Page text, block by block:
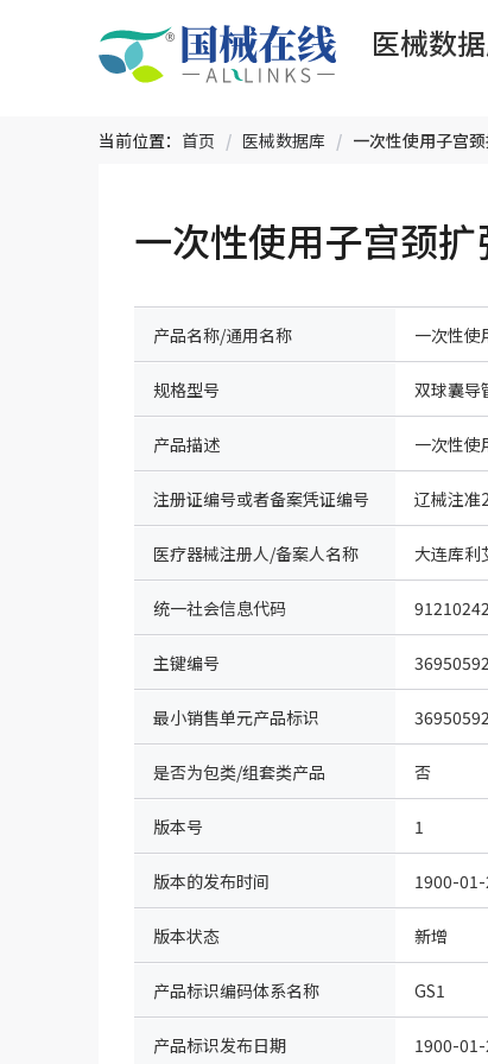
医械数
当前位置： 首页 / 医械数据库 /
一次性使用子宫颈
产品名称/通用名称 一次性使
规格型号 双球囊导
产品描述 一次性使
注册证编号或者备案凭证编号 辽械注准
医疗器械注册人/备案人名称 大连库利
统一社会信息代码
主键编号
最小销售单元产品标识
是否为包类/组套类产品 否
版本号 1
版本的发布时间 1900-
版本状态 新增
产品标识编码体系名称
（IDcode）
GS1
产品标识发布日期 1900-